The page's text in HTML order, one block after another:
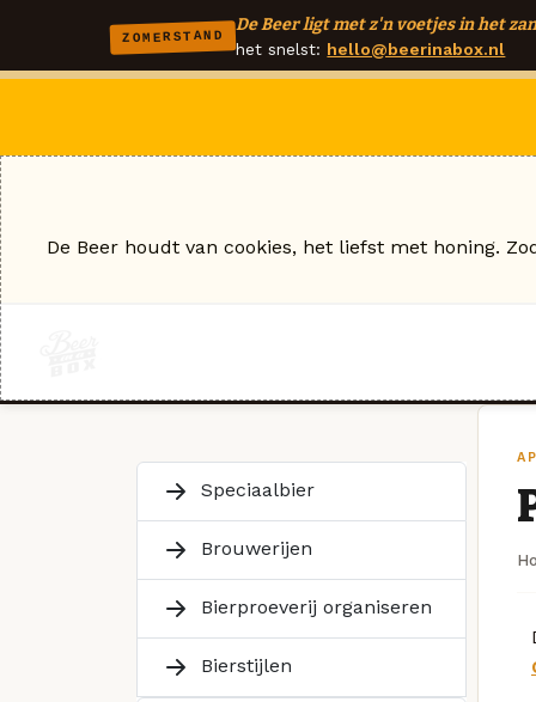
ZOMERSTAND
De Beer ligt met z'n voetjes in het
het snelst: hello@beerinabox.nl
Speciaalbier
Brouwerijen
Bierproeverij organiseren
Bierstijlen
De Beer houdt van cookies, het liefst met honing.